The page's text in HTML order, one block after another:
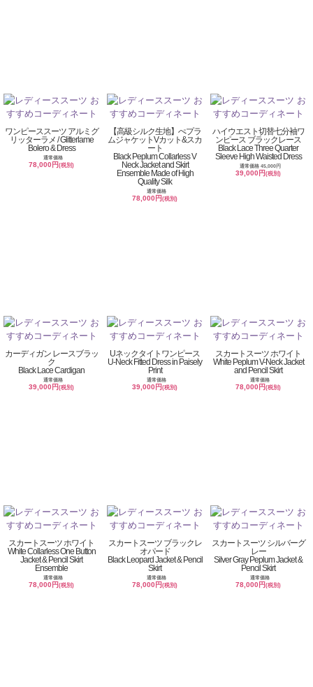
ワンピーススーツ アルミグ
リッターラメ / Glitterlame
Bolero & Dress
通常価格
78,000円(税別)
【高級シルク生地】ぺプラ
ムジャケットVカット&スカ
ート
Black Peplum Collarless V
Neck Jacket and Skirt
Ensemble Made of High
Quality Silk
通常価格
78,000円(税別)
ハイウエスト切替七分袖ワ
ンピース ブラックレース
Black Lace Three Quarter
Sleeve High Waisted Dress
通常価格 45,000円
39,000円(税別)
カーディガン レースブラッ
ク
Black Lace Cardigan
通常価格
39,000円(税別)
Uネックタイトワンピース
U-Neck Fitted Dress in Paisely
Print
通常価格
39,000円(税別)
スカートスーツ ホワイト
White Peplum V-Neck Jacket
and Pencil Skirt
通常価格
78,000円(税別)
スカートスーツ ホワイト
White Collarless One Button
Jacket & Pencil Skirt
Ensemble
通常価格
78,000円(税別)
スカートスーツ ブラックレ
オパード
Black Leopard Jacket & Pencil
Skirt
通常価格
78,000円(税別)
スカートスーツ シルバーグ
レー
Silver Gray Peplum Jacket &
Pencil Skirt
通常価格
78,000円(税別)